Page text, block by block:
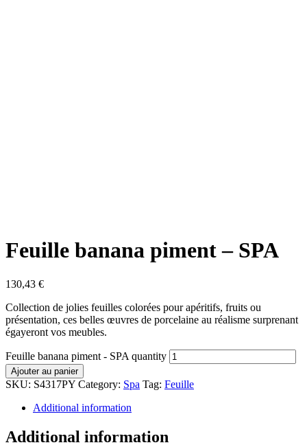
Feuille banana piment – SPA
130,43 €
Collection de jolies feuilles colorées pour apéritifs, fruits ou
présentation, ces belles œuvres de porcelaine au réalisme surprenant
égayeront vos meubles.
Feuille banana piment - SPA quantity
Ajouter au panier
SKU: S4317PY Category: Spa Tag: Feuille
Additional information
Additional information